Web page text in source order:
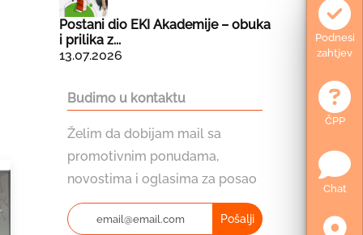
Podnesi
zahtjev
ČPP
Chat
Postani dio EKI Akademije – obuka
i prilika z...
13.07.2026
Budimo u kontaktu
Želim da dobijam mail sa
promotivnim ponudama,
novostima i oglasima za posao
Pošalji